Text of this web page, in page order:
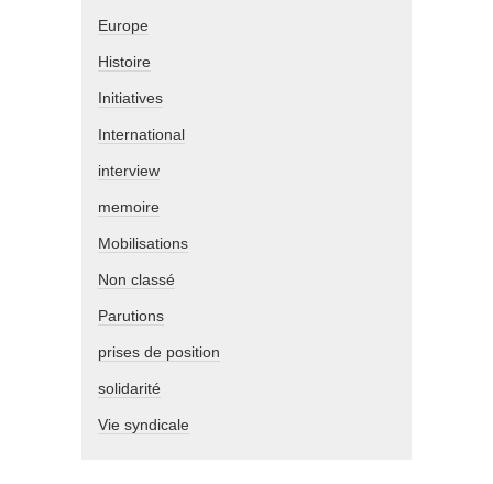
Europe
Histoire
Initiatives
International
interview
memoire
Mobilisations
Non classé
Parutions
prises de position
solidarité
Vie syndicale